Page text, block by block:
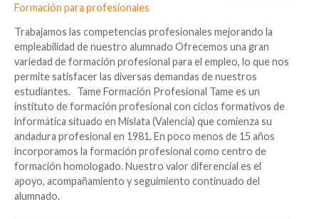
Formación para profesionales
Trabajamos las competencias profesionales mejorando la
empleabilidad de nuestro alumnado Ofrecemos una gran
variedad de formación profesional para el empleo, lo que nos
permite satisfacer las diversas demandas de nuestros
estudiantes. Tame Formación Profesional Tame es un
instituto de formación profesional con ciclos formativos de
informática situado en Mislata (Valencia) que comienza su
andadura profesional en 1981. En poco menos de 15 años
incorporamos la formación profesional como centro de
formación homologado. Nuestro valor diferencial es el
apoyo, acompañamiento y seguimiento continuado del
alumnado.